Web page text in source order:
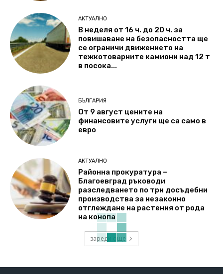
АКТУАЛНО
В неделя от 16 ч. до 20 ч. за
повишаване на безопасността ще
се ограничи движението на
тежкотоварните камиони над 12 т
в посока...
БЪЛГАРИЯ
От 9 август цените на
финансовите услуги ще са само в
евро
АКТУАЛНО
Районна прокуратура –
Благоевград ръководи
разследването по три досъдебни
производства за незаконно
отглеждане на растения от рода
на конопа
зареди още